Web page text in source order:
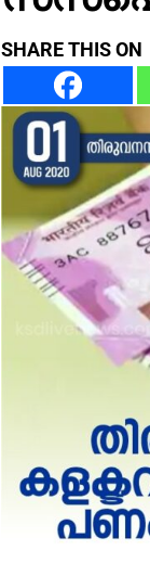
SHARE THIS ON